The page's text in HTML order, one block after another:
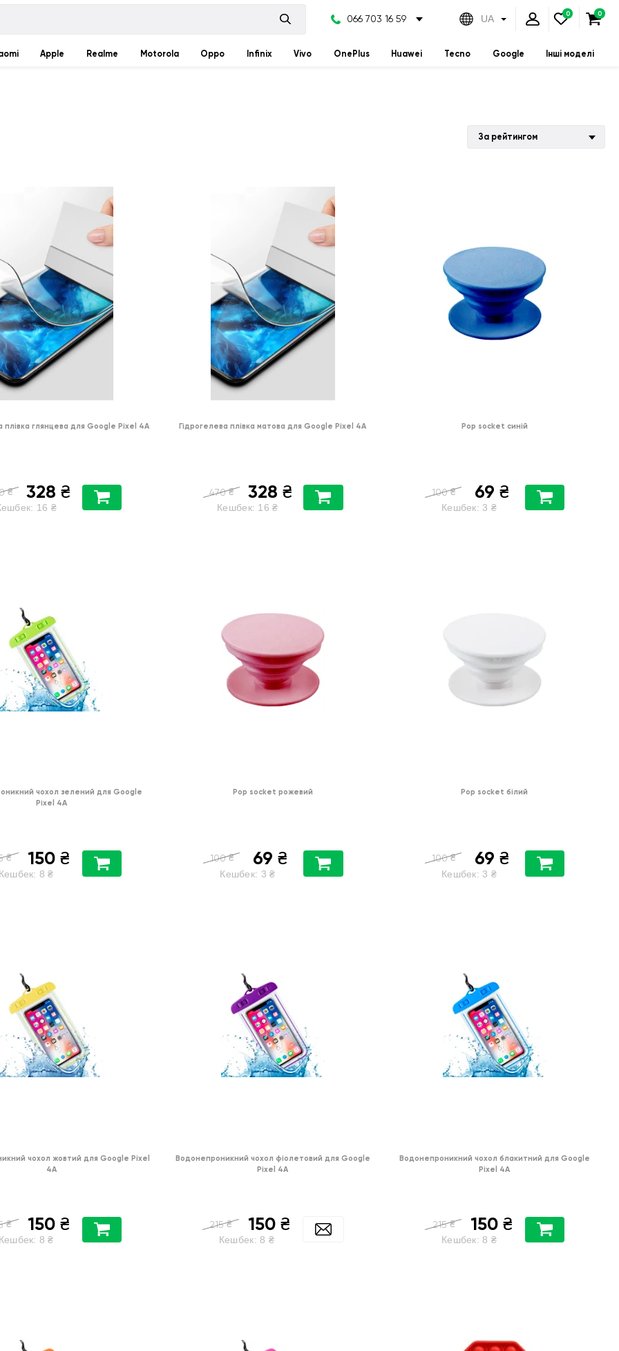
066 703 16 59 UA
Apple Realme Motorola Oppo Infinix Vivo OnePlus Huawei Tecno Google Інші моделі
За рейтингом
плівка глянцева для Google Pixel 4A
₴ 328 ₴
16 ₴
Гідрогелева плівка матова для Google Pixel 4A
470 ₴ 328 ₴
Кешбек: 16 ₴
Pop socket синій
100 ₴ 69 ₴
Кешбек: 3 ₴
чохол зелений для Google
Pixel 4A
₴ 150 ₴
8 ₴
Pop socket рожевий
100 ₴ 69 ₴
Кешбек: 3 ₴
Pop socket білий
100 ₴ 69 ₴
Кешбек: 3 ₴
чохол жовтий для Google Pixel
4A
₴ 150 ₴
8 ₴
Водонепроникний чохол фіолетовий для Google
Pixel 4A
215 ₴ 150 ₴
Кешбек: 8 ₴
Водонепроникний чохол блакитний для Google
Pixel 4A
215 ₴ 150 ₴
Кешбек: 8 ₴